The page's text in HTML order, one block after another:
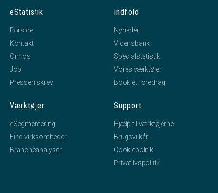
eStatistik
Forside
Kontakt
Om os
Job
Pressen skrev
Indhold
Nyheder
Vidensbank
Specialstatistik
Vores værktøjer
Book et foredrag
Værktøjer
eSegmentering
Find virksomheder
Brancheanalyser
Support
Hjælp til værktøjerne
Brugsvilkår
Cookiepolitik
Privatlivspolitik